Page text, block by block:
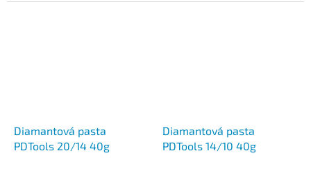
Diamantová pasta
PDTools 20/14 40g
Diamantová pasta
PDTools 14/10 40g